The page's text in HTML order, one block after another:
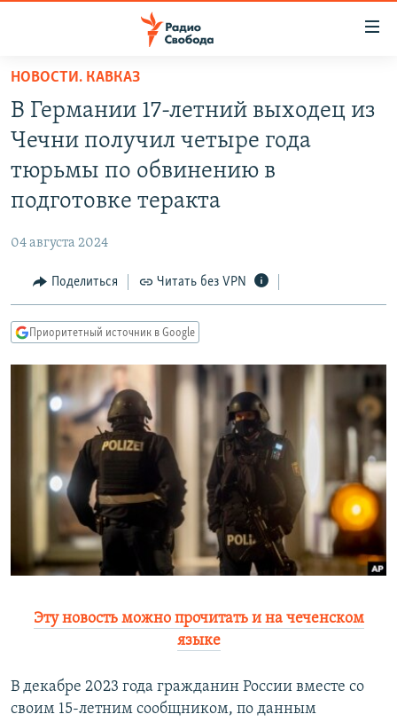
упрощенного
доступа
Вернуться
основному
содержанию
навигации
Вернутся
ПОДКАСТЫ
АВТОРСКИЕ ПРОЕКТЫ
КУЛЬТУРА
IDEL.РЕАЛИИ
КАВКАЗ.РЕАЛИИ
СИБИРЬ.РЕАЛИИ
РАСПИСАНИЕ ВЕЩАНИЯ
ПОДПИШИТЕСЬ НА РАССЫЛКУ
СОЦИАЛЬНЫЕ СЕТИ
Все сайты РСЕ/РС
НОВОСТИ. КАВКАЗ
В Германии 17-летний выходец из
Чечни получил четыре года
тюрьмы по обвинению в
подготовке теракта
04 августа 2024
Поделиться Читать без VPN
Приоритетный источник в Google
Эту новость можно прочитать и на чеченском
языке
В декабре 2023 года гражданин России вместе со
своим 15-летним сообщником, по данным